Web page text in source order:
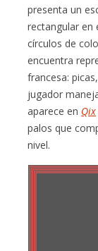
presenta un
rectangular en
círculos de
encuentra
francesa:
jugador
aparece en Qix
palos que
nivel.